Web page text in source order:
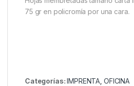
75 gr en policromía por una cara.
Categorías:IMPRENTA OFICINA